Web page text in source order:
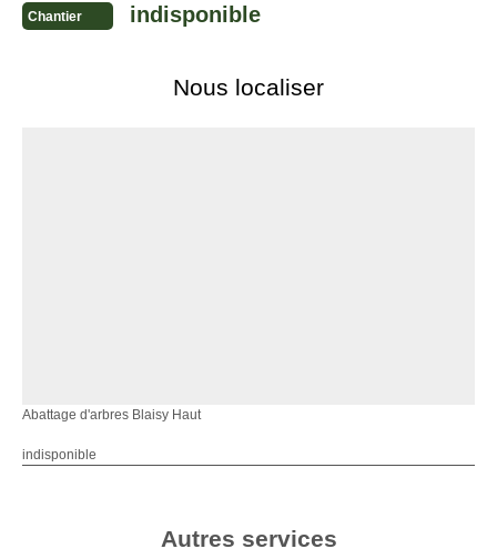
Chantier indisponible
Nous localiser
Abattage d'arbres Blaisy Haut
indisponible
Autres services